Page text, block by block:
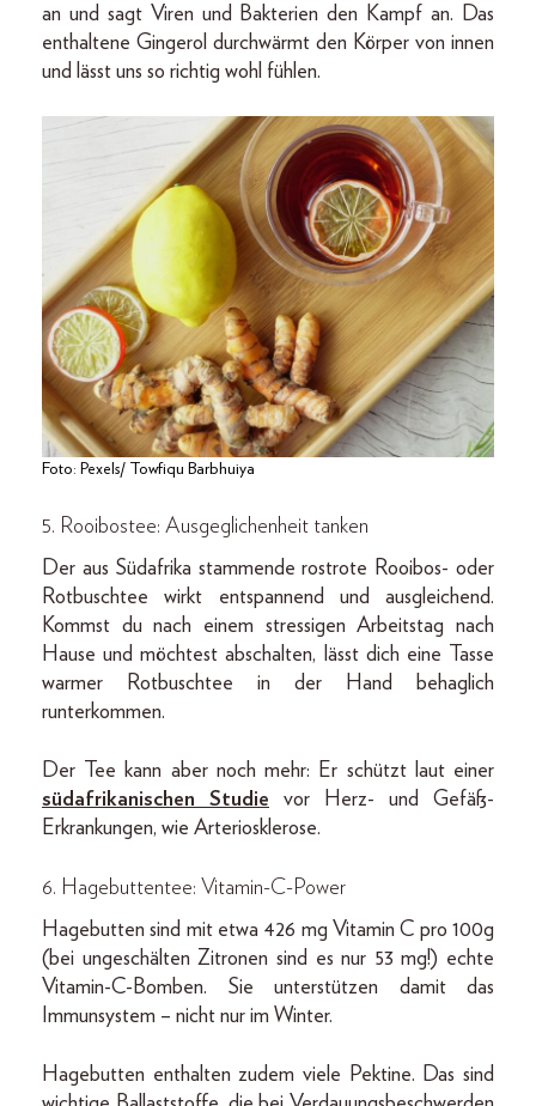
an und sagt Viren und Bakterien den Kampf an. Das
enthaltene Gingerol durchwärmt den Körper von innen
und lässt uns so richtig wohl fühlen.
Foto: Pexels/ Towfiqu Barbhuiya
5. Rooibostee: Ausgeglichenheit tanken
Der aus Südafrika stammende rostrote Rooibos- oder
Rotbuschtee wirkt entspannend und ausgleichend.
Kommst du nach einem stressigen Arbeitstag nach
Hause und möchtest abschalten, lässt dich eine Tasse
warmer Rotbuschtee in der Hand behaglich
runterkommen.
Der Tee kann aber noch mehr: Er schützt laut einer
südafrikanischen Studie vor Herz- und Gefäß-
Erkrankungen, wie Arteriosklerose.
6. Hagebuttentee: Vitamin-C-Power
Hagebutten sind mit etwa 426 mg Vitamin C pro 100g
(bei ungeschälten Zitronen sind es nur 53 mg!) echte
Vitamin-C-Bomben. Sie unterstützen damit das
Immunsystem – nicht nur im Winter.
Hagebutten enthalten zudem viele Pektine. Das sind